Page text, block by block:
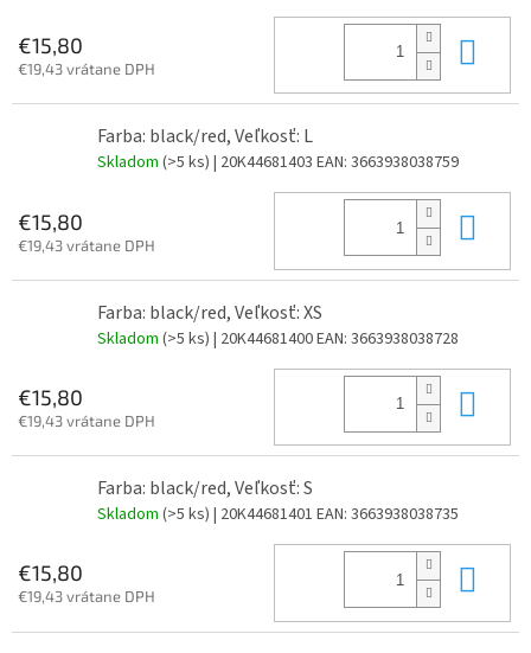
€15,80
€19,43 vrátane DPH
Farba: black/red, Veľkosť: L
Skladom (>5 ks) | 20K44681403 EAN: 3663938038759
€15,80
€19,43 vrátane DPH
Farba: black/red, Veľkosť: XS
Skladom (>5 ks) | 20K44681400EAN: 3663938038728
€15,80
€19,43 vrátane DPH
Farba: black/red, Veľkosť: S
Skladom (>5 ks) | 20K44681401 EAN: 3663938038735
€15,80
€19,43 vrátane DPH